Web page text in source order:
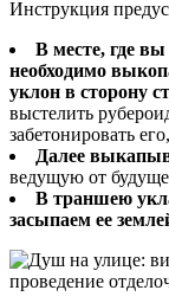
Инструкция
В месте, где
необходимо
уклон в сторону
выстелить
забетонировать
Далее
ведущую от
В траншею
засыпаем ее